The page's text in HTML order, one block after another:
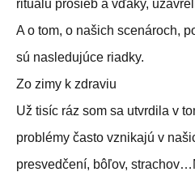
rituálu prosieb a vďaky,
A o tom, o našich scenároch,
sú nasledujúce riadky.
Zo zimy k zdraviu
Už tisíc ráz som sa utvrdila v
problémy často vznikajú v
presvedčení, bôľov,